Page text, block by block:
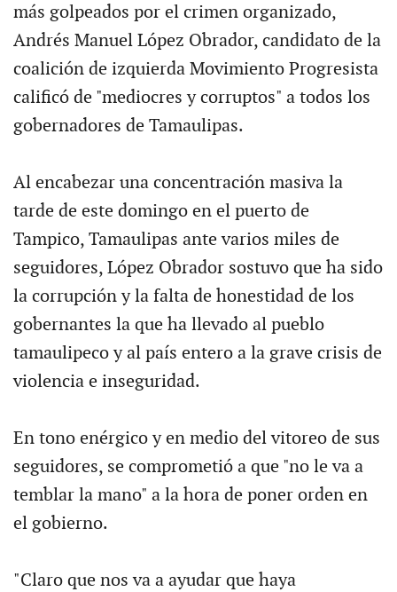
más golpeados por el crimen organizado,
Andrés Manuel López Obrador, candidato de la
coalición de izquierda Movimiento Progresista
calificó de "mediocres y corruptos" a todos los
gobernadores de Tamaulipas.
Al encabezar una concentración masiva la
tarde de este domingo en el puerto de
Tampico, Tamaulipas ante varios miles de
seguidores, López Obrador sostuvo que ha sido
la corrupción y la falta de honestidad de los
gobernantes la que ha llevado al pueblo
tamaulipeco y al país entero a la grave crisis de
violencia e inseguridad.
En tono enérgico y en medio del vitoreo de sus
seguidores, se comprometió a que "no le va a
temblar la mano" a la hora de poner orden en
el gobierno.
"Claro que nos va a ayudar que haya